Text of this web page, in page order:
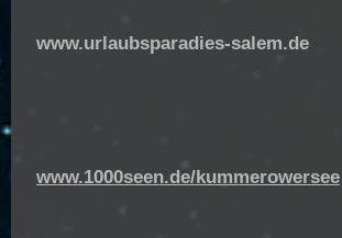
www.urlaubsparadies-salem.de
www.1000seen.de/kummerowersee